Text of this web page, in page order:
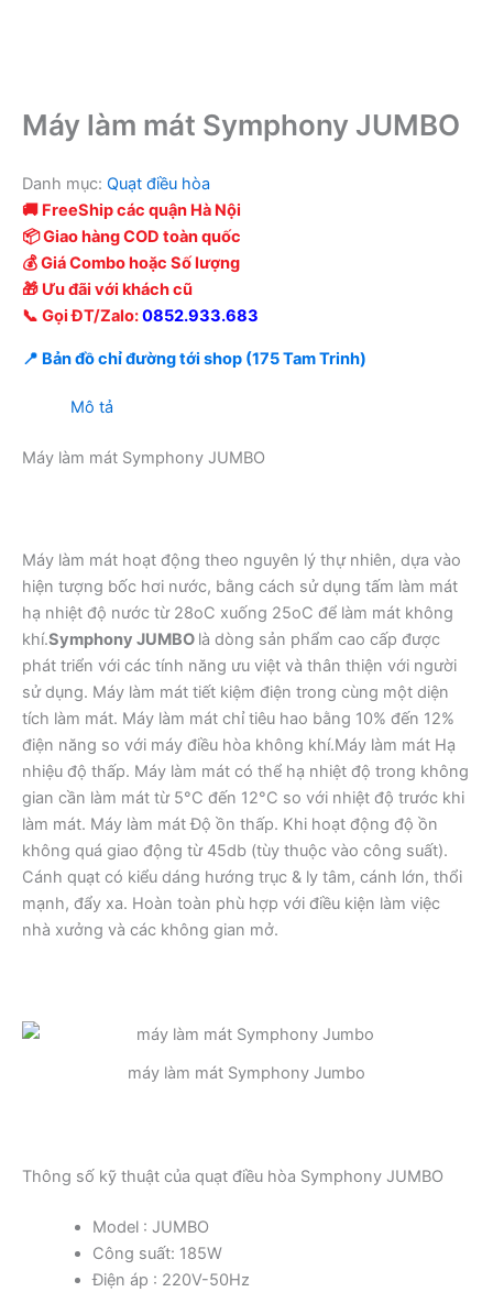
Máy làm mát Symphony JUMBO
Danh mục: Quạt điều hòa
🚚 FreeShip các quận Hà Nội
📦 Giao hàng COD toàn quốc
💰 Giá Combo hoặc Số lượng
🎁 Ưu đãi với khách cũ
📞 Gọi ĐT/Zalo:0852.933.683
📍 Bản đồ chỉ đường tới shop (175 Tam Trinh)
Mô tả
Máy làm mát Symphony JUMBO
Máy làm mát hoạt động theo nguyên lý thự nhiên, dựa vào
hiện tượng bốc hơi nước, bằng cách sử dụng tấm làm mát
hạ nhiệt độ nước từ 28oC xuống 25oC để làm mát không
khí.Symphony JUMBO là dòng sản phẩm cao cấp được
phát triển với các tính năng ưu việt và thân thiện với người
sử dụng. Máy làm mát tiết kiệm điện trong cùng một diện
tích làm mát. Máy làm mát chỉ tiêu hao bằng 10% đến 12%
điện năng so với máy điều hòa không khí.Máy làm mát Hạ
nhiệu độ thấp. Máy làm mát có thể hạ nhiệt độ trong không
gian cần làm mát từ 5°C đến 12°C so với nhiệt độ trước khi
làm mát. Máy làm mát Độ ồn thấp. Khi hoạt động độ ồn
không quá giao động từ 45db (tùy thuộc vào công suất).
Cánh quạt có kiểu dáng hướng trục & ly tâm, cánh lớn, thổi
mạnh, đẩy xa. Hoàn toàn phù hợp với điều kiện làm việc
nhà xưởng và các không gian mở.
máy làm mát Symphony Jumbo
Thông số kỹ thuật của quạt điều hòa Symphony JUMBO
Model : JUMBO
Công suất: 185W
Điện áp : 220V-50Hz